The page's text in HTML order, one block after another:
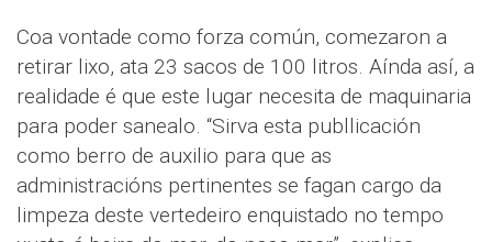
Coa vontade como forza común, comezaron a
retirar lixo, ata 23 sacos de 100 litros. Aínda así, a
realidade é que este lugar necesita de maquinaria
para poder sanealo. “Sirva esta publlicación
como berro de auxilio para que as
administracións pertinentes se fagan cargo da
limpeza deste vertedeiro enquistado no tempo